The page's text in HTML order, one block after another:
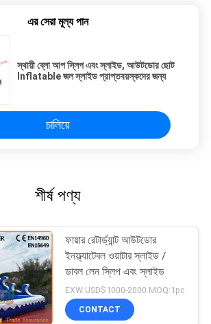
এর সেরা মূল্য পান
স্থায়ী ব্লো আপ স্লিপ এবং স্লাইড, আউটডোর ছোট
Inflatable জল স্লাইড প্রাপ্তবয়স্কদের জন্য
চালিয়ে
শীর্ষ পণ্য
ফায়ার রেটার্ড্যান্ট আউটডোর
ইনফ্ল্যাটেবল ওয়াটার স্লাইড /
ডাবল লেন স্লিপ এবং স্লাইড
EXW:USD$1000-2000 MOQ:1pc
CONTACT